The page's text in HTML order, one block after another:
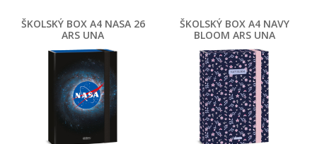
ŠKOLSKÝ BOX A4 NASA 26
ARS UNA
ŠKOLSKÝ BOX A4 NAVY
BLOOM ARS UNA